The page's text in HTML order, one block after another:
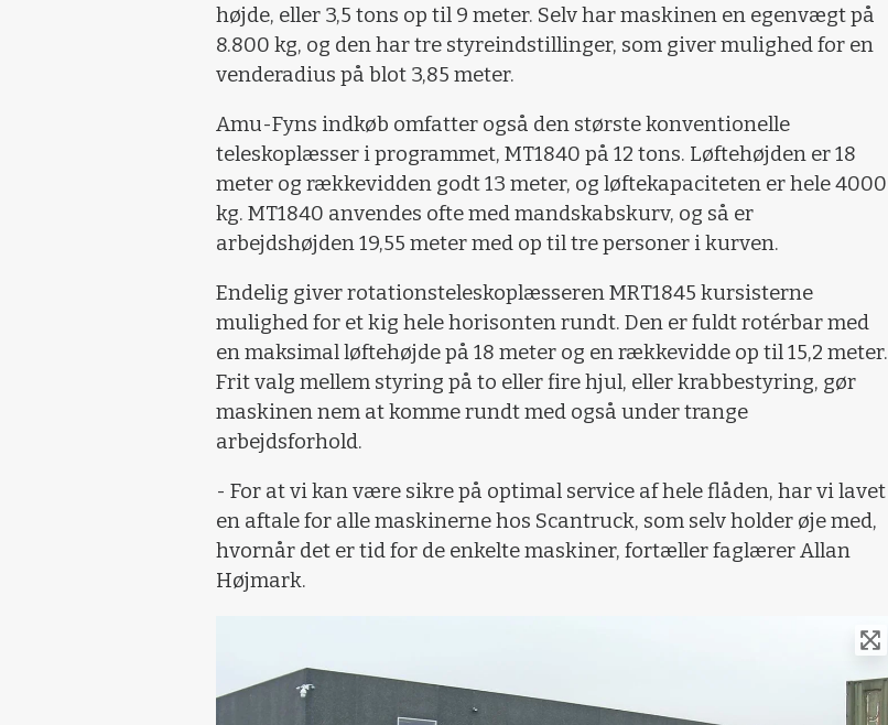
højde, eller 3,5 tons op til 9 meter. Selv har maskinen en egenvægt på
8.800 kg, og den har tre styreindstillinger, som giver mulighed for en
venderadius på blot 3,85 meter.
Amu-Fyns indkøb omfatter også den største konventionelle
teleskoplæsser i programmet, MT1840 på 12 tons. Løftehøjden er 18
meter og rækkevidden godt 13 meter, og løftekapaciteten er hele 4000
kg. MT1840 anvendes ofte med mandskabskurv, og så er
arbejdshøjden 19,55 meter med op til tre personer i kurven.
Endelig giver rotationsteleskoplæsseren MRT1845 kursisterne
mulighed for et kig hele horisonten rundt. Den er fuldt rotérbar med
en maksimal løftehøjde på 18 meter og en rækkevidde op til 15,2 meter.
Frit valg mellem styring på to eller fire hjul, eller krabbestyring, gør
maskinen nem at komme rundt med også under trange
arbejdsforhold.
- For at vi kan være sikre på optimal service af hele flåden, har vi lavet
en aftale for alle maskinerne hos Scantruck, som selv holder øje med,
hvornår det er tid for de enkelte maskiner, fortæller faglærer Allan
Højmark.